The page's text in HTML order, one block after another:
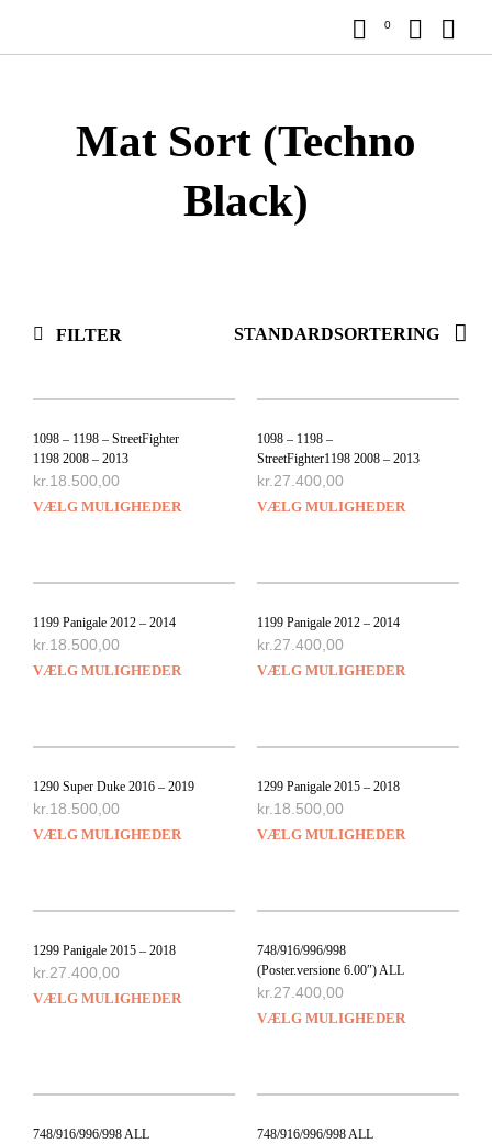
0
Mat Sort (Techno
Black)
FILTER
1098 – 1198 – StreetFighter
1198 2008 – 2013
kr. 18.500,00
VÆLG MULIGHEDER
1098 – 1198 –
StreetFighter1198 2008 – 2013
kr. 27.400,00
VÆLG MULIGHEDER
1199 Panigale 2012 – 2014
kr. 18.500,00
VÆLG MULIGHEDER
1199 Panigale 2012 – 2014
kr. 27.400,00
VÆLG MULIGHEDER
1290 Super Duke 2016 – 2019
kr. 18.500,00
VÆLG MULIGHEDER
1299 Panigale 2015 – 2018
kr. 18.500,00
VÆLG MULIGHEDER
1299 Panigale 2015 – 2018
kr. 27.400,00
VÆLG MULIGHEDER
748/916/996/998
(Poster.versione 6.00″) ALL
kr. 27.400,00
VÆLG MULIGHEDER
748/916/996/998 ALL
748/916/996/998 ALL